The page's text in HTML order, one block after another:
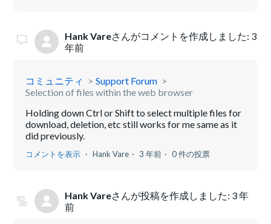
Hank Vareさんがコメントを作成しました: 3
年前
コミュニティ
Support Forum
Selection of files within the web browser
Holding down Ctrl or Shift to select multiple files for
download, deletion, etc still works for me same as it
did previously.
コメントを表示 Hank Vare 3 年前 0 件の投票
Hank Vareさんが投稿を作成しました: 3 年
前